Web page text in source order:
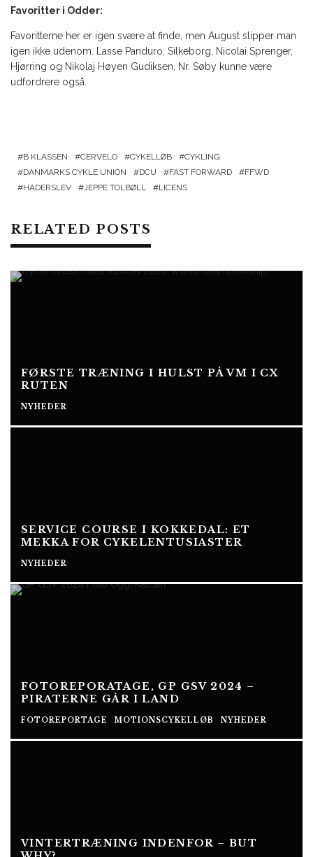
Favoritter i Odder:
Favoritterne her er igen svære at finde, men August slipper man
igen ikke udenom. Lasse Panduro, Silkeborg, Nicolai Sprenger,
Hjørring og Nikolaj Høyen Gudiksen, Nr. Søby kunne være
udfordrere også.
B KLASSEN CERVELO CYKELLØB
CYKLING
DANMARKS CYKLE UNION
DCU FAST FORWARD
FFWD
HADERSLEV
JEPPE TOLBØLL LICENS
RELATED POSTS
FØRSTE TRÆNING I HULST PÅ VM I CX
RUTEN
NYHEDER
SERVICE COURSE I KOKKEDAL: ET
MEKKA FOR CYKELENTUSIASTER
NYHEDER
FOTOREPORATAGE, GP GSV 2024 –
PIRATERNE GÅR I LAND
FOTOREPORTAGE MOTIONSCYKELLØB NYHEDER
VINTERTRÆNING INDENFOR – BUT